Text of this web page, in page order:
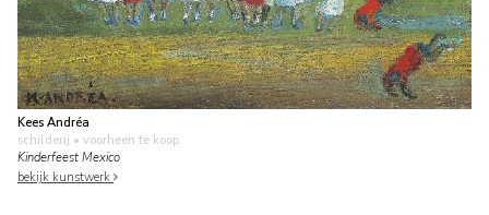
Kees Andréa
schilderij • voorheen te koop
Kinderfeest Mexico
bekijk kunstwerk